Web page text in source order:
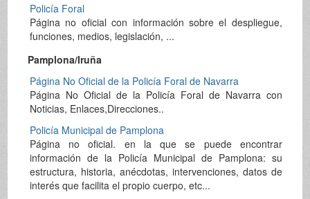
Policía Foral
Página no oficial con información sobre el despliegue,
funciones, medios, legislación, ...
Pamplona/Iruña
Página No Oficial de la Policía Foral de Navarra
Página No Oficial de la Policía Foral de Navarra con
Noticias, Enlaces,Direcciones..
Policía Municipal de Pamplona
Página no oficial. en la que se puede encontrar
información de la Policía Municipal de Pamplona: su
estructura, historia, anécdotas, intervenciones, datos de
interés que facilita el propio cuerpo, etc...